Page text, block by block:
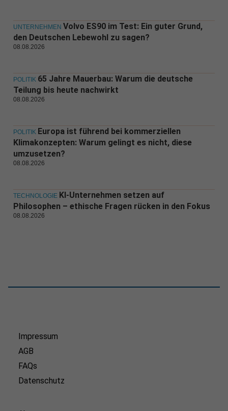
UNTERNEHMEN Volvo ES90 im Test: Ein guter Grund,
den Deutschen Lebewohl zu sagen?
08.08.2026
POLITIK 65 Jahre Mauerbau: Warum die deutsche
Teilung bis heute nachwirkt
08.08.2026
POLITIK Europa ist führend bei kommerziellen
Klimakonzepten: Warum gelingt es nicht, diese
umzusetzen?
08.08.2026
TECHNOLOGIE KI-Unternehmen setzen auf
Philosophen – ethische Fragen rücken in den Fokus
08.08.2026
Impressum
AGB
FAQs
Datenschutz